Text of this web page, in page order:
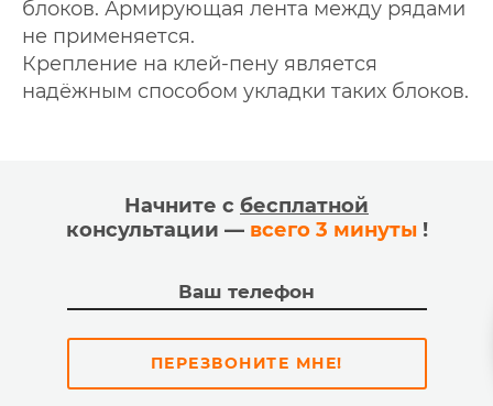
блоков. Армирующая лента между рядами
не применяется.
Крепление на клей-пену является
надёжным способом укладки таких блоков.
Начните с бесплатной
консультации — всего 3 минуты!
ПЕРЕЗВОНИТЕ МНЕ!